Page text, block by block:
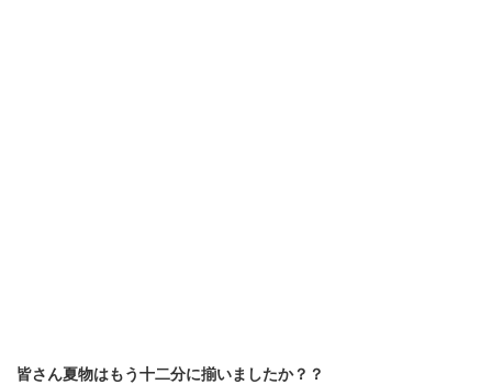
皆さん夏物はもう十二分に揃いましたか？？